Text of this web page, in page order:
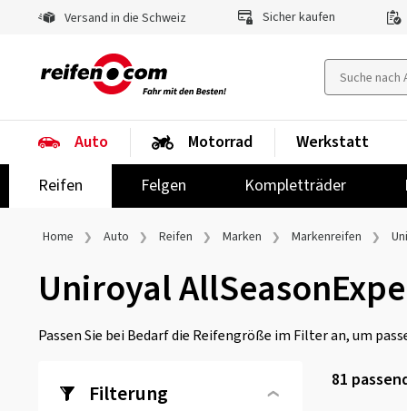
Versand in die Schweiz Sicher kaufen
Auto
Reifen
Felgen Kompletträder
Motorrad Werkstatt
Home Auto Reifen Marken Markenreifen
Uniroyal
Passen Sie bei Bedarf die Reifengröße im Filter an, um
Filterung 81